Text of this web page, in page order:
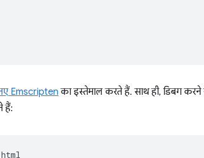
Emscriptenका इस्तेमाल करते हैं. साथ ही, डिबग
हैं: